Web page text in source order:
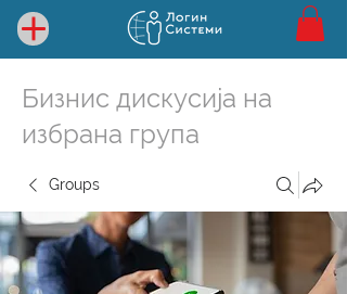
Бизнис дискусија на
избрана група
Groups